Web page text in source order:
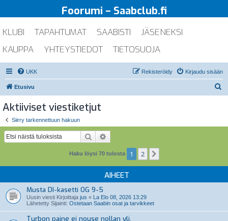
Foorumi – Saabclub.fi
KLUBI TAPAHTUMAT SAABISTI
JÄSENEKSI
KAUPPA
YHTEYSTIEDOT TIETOSUOJA
UKK Kirjaudu sisään
Rekisteröidy
Etusivu
Aktiiviset viestiketjut
Siirry tarkennettuun hakuun
Etsi
Haku löysi 70 tulosta 1 2
AIHEET
Musta DI-kasetti OG 9-5
Uusin viesti Kirjoittaja jus « La Elo 08, 2026 13:29
Lähetetty Sijainti: Ostetaan Saabin osat ja tarvikkeet
Turbon paine ei nouse nollan yli.